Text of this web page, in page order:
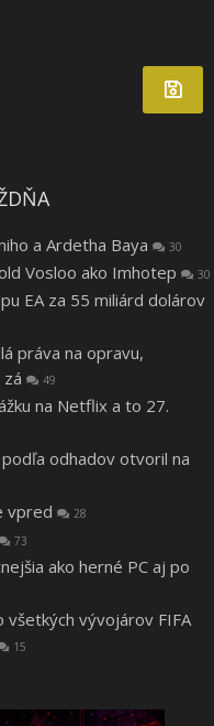
a Ardetha Baya 30
Vosloo ako Imhotep 30
EA za 55 miliárd dolárov
práva na opravu,
49
na Netflix a to 27.
odhadov otvoril na
vpred 28
73
ako herné PC aj po
vývojárov FIFA
15